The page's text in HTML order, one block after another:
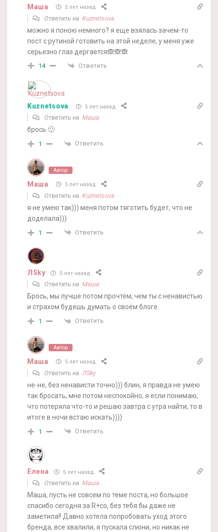
Маша 5 лет назад
Ответить на Kuznetsova
можно я поною немного? я еще взялась зачем-то
пост с рутиной готовить на этой неделе, у меня уже
серьезно глаз дергается🙈🙈🙈
14 Ответить
Kuznetsova 5 лет назад
Ответить на Маша
брось 🙂
1 Ответить
Автор
Маша 5 лет назад
Ответить на Kuznetsova
я не умею так))) меня потом тяготить будет, что не
доделала)))
1 Ответить
ЛSky 5 лет назад
Ответить на Маша
Брось, мы лучше потом прочтём, чем ты с ненавистью
и страхом будешь думать о своём блоге.
1 Ответить
Автор
Маша 5 лет назад
Ответить на ЛSky
не-не, без ненависти точно))) блин, я правда не умею
так бросать, мне потом неспокойно, я если понимаю,
что потеряла что-то и решаю завтра с утра найти, то в
итоге в ночи встаю искать))))
1 Ответить
Елена 5 лет назад
Ответить на Маша
Маша, пусть не совсем по теме поста, но большое
спасибо сегодня за R+co, без тебя бы даже не
заметила!! Давно хотела попробовать уход этого
бренда, все хвалили, я пускала слюни, но никак не